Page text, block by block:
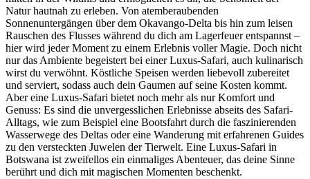
Natur hautnah zu erleben. Von atemberaubenden
Sonnenuntergängen über dem Okavango-Delta bis hin zum leisen
Rauschen des Flusses während du dich am Lagerfeuer entspannst –
hier wird jeder Moment zu einem Erlebnis voller Magie. Doch nicht
nur das Ambiente begeistert bei einer Luxus-Safari, auch kulinarisch
wirst du verwöhnt. Köstliche Speisen werden liebevoll zubereitet
und serviert, sodass auch dein Gaumen auf seine Kosten kommt.
Aber eine Luxus-Safari bietet noch mehr als nur Komfort und
Genuss: Es sind die unvergesslichen Erlebnisse abseits des Safari-
Alltags, wie zum Beispiel eine Bootsfahrt durch die faszinierenden
Wasserwege des Deltas oder eine Wanderung mit erfahrenen Guides
zu den versteckten Juwelen der Tierwelt. Eine Luxus-Safari in
Botswana ist zweifellos ein einmaliges Abenteuer, das deine Sinne
berührt und dich mit magischen Momenten beschenkt.